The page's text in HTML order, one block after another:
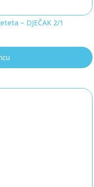
– DJEČAK 2/1